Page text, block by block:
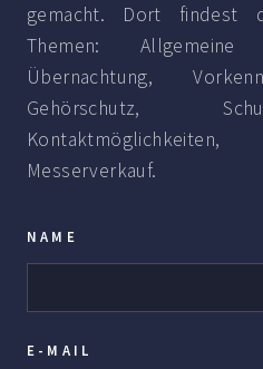
gemacht. Dort findest
Themen:
Übernachtung,
Gehörschutz,
Messerverkauf.
NAME
E-MAIL